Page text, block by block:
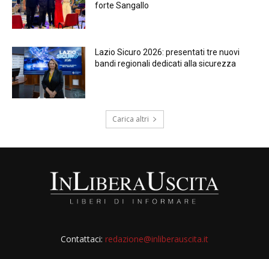
forte Sangallo
Lazio Sicuro 2026: presentati tre nuovi
bandi regionali dedicati alla sicurezza
Carica altri
Contattaci: redazione@inliberauscita.it